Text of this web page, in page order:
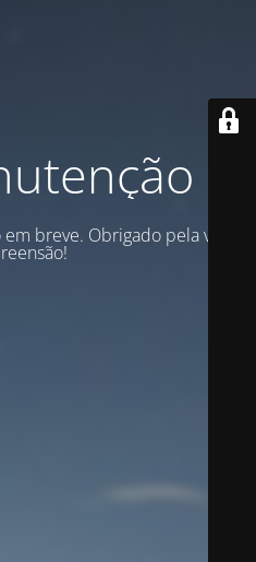
breve. Obrigado pela vossa